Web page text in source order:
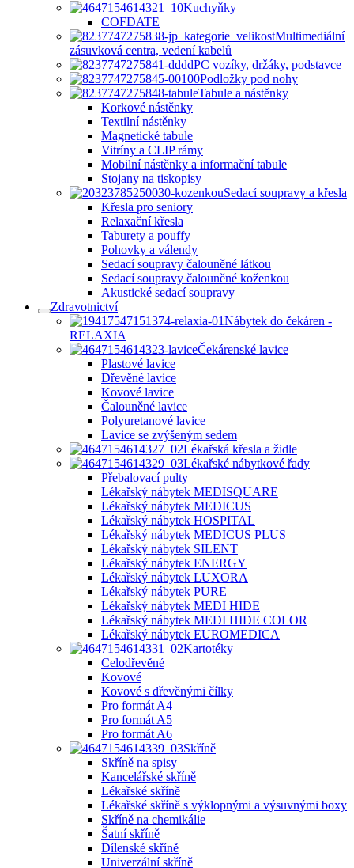
Kuchyňky
COFDATE
Multimediální
zásuvková centra, vedení kabelů
PC vozíky, držáky, podstavce
Podložky pod nohy
Tabule a nástěnky
Korkové nástěnky
Textilní nástěnky
Magnetické tabule
Vitríny a CLIP rámy
Mobilní nástěnky a informační tabule
Stojany na tiskopisy
Sedací soupravy a křesla
Křesla pro seniory
Relaxační křesla
Taburety a pouffy
Pohovky a válendy
Sedací soupravy čalouněné látkou
Sedací soupravy čalouněné koženkou
Akustické sedací soupravy
Zdravotnictví
Nábytek do čekáren -
RELAXIA
Čekárenské lavice
Plastové lavice
Dřevěné lavice
Kovové lavice
Čalouněné lavice
Polyuretanové lavice
Lavice se zvýšeným sedem
Lékařská křesla a židle
Lékařské nábytkové řady
Přebalovací pulty
Lékařský nábytek MEDISQUARE
Lékařský nábytek MEDICUS
Lékařský nábytek HOSPITAL
Lékařský nábytek MEDICUS PLUS
Lékařský nábytek SILENT
Lékařský nábytek ENERGY
Lékařský nábytek LUXORA
Lékařský nábytek PURE
Lékařský nábytek MEDI HIDE
Lékařský nábytek MEDI HIDE COLOR
Lékařský nábytek EUROMEDICA
Kartotéky
Celodřevěné
Kovové
Kovové s dřevěnými čílky
Pro formát A4
Pro formát A5
Pro formát A6
Skříně
Skříně na spisy
Kancelářské skříně
Lékařské skříně
Lékařské skříně s výklopnými a výsuvnými boxy
Skříně na chemikálie
Šatní skříně
Dílenské skříně
Univerzální skříně